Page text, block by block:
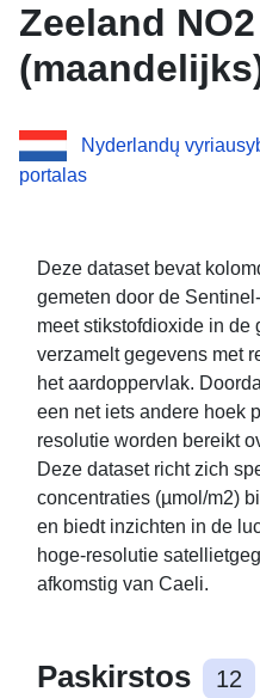
Zeeland
Nyderlandų
portalas
Deze dataset bevat
gemeten door de
meet stikstofdioxide in de
verzamelt gegevens met
het aardoppervlak.
een net iets andere hoek
resolutie worden bereikt
Deze dataset richt zich
concentraties (µmol/m2)
en biedt inzichten in de
hoge-resolutie
afkomstig van Caeli.
Paskirstos 12